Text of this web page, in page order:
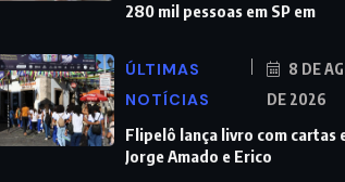
280 mil pessoas em SP em
ÚLTIMAS
NOTÍCIAS
8 DE
DE 2026
Flipelô lança livro com cartas
Jorge Amado e Erico